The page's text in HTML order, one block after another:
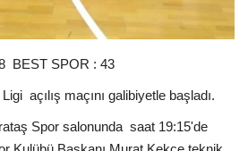
BEST SPOR : 43
açılış maçını galibiyetle başladı.
Spor salonunda saat 19:15'de